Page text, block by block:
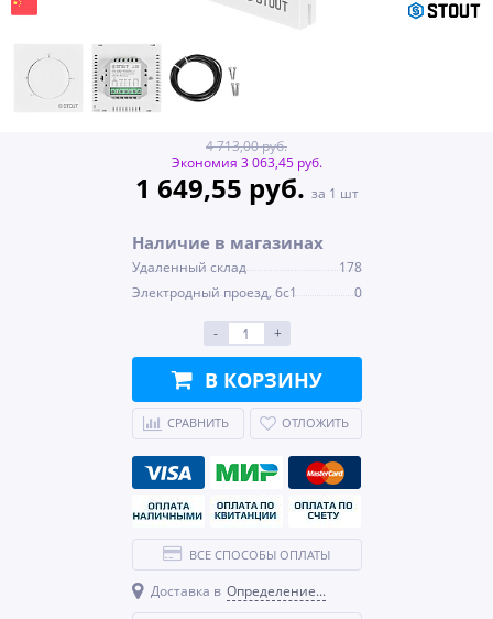
4 713,00 руб.
Экономия 3 063,45 руб.
1 649,55 руб. за 1 шт
Наличие в магазинах
Удаленный склад
178
Электродный проезд, 6с1
0
- +
В КОРЗИНУ
СРАВНИТЬ ОТЛОЖИТЬ
ВСЕ СПОСОБЫ ОПЛАТЫ
Доставка в Определение...